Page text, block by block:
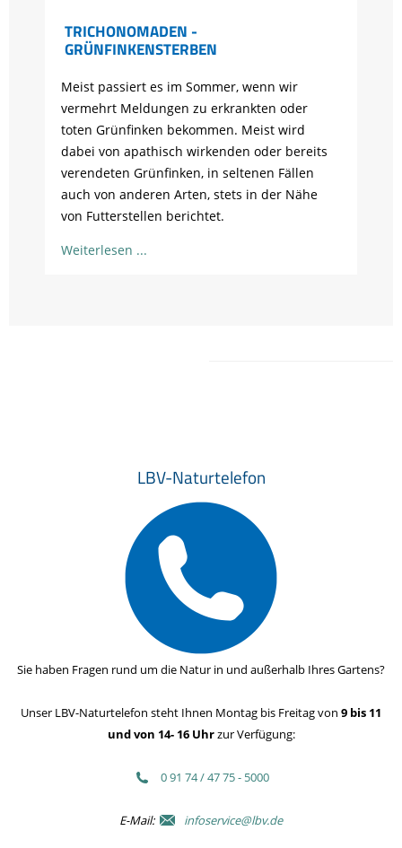
TRICHONOMADEN -
GRÜNFINKENSTERBEN
Meist passiert es im Sommer, wenn wir
vermehrt Meldungen zu erkrankten oder
toten Grünfinken bekommen. Meist wird
dabei von apathisch wirkenden oder bereits
verendeten Grünfinken, in seltenen Fällen
auch von anderen Arten, stets in der Nähe
von Futterstellen berichtet.
Weiterlesen
LBV-Naturtelefon
Sie haben Fragen rund um die Natur in und außerhalb Ihres Gartens?
Unser LBV-Naturtelefon steht Ihnen Montag bis Freitag von 9 bis 11
und von 14- 16 Uhrzur Verfügung:
0 91 74 / 47 75 - 5000
E-Mail: infoservice@lbv.de